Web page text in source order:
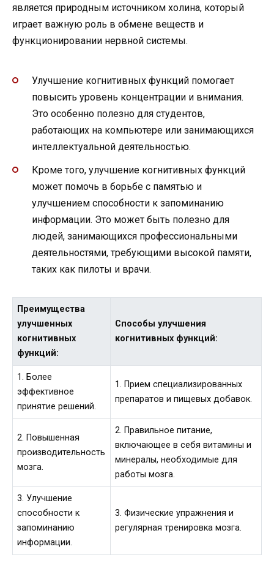
является природным источником холина, который
играет важную роль в обмене веществ и
функционировании нервной системы.
Улучшение когнитивных функций помогает
повысить уровень концентрации и внимания.
Это особенно полезно для студентов,
работающих на компьютере или занимающихся
интеллектуальной деятельностью.
Кроме того, улучшение когнитивных функций
может помочь в борьбе с памятью и
улучшением способности к запоминанию
информации. Это может быть полезно для
людей, занимающихся профессиональными
деятельностями, требующими высокой памяти,
таких как пилоты и врачи.
Преимущества
улучшенных
когнитивных
функций:
Способы улучшения
когнитивных функций:
1. Более
эффективное
принятие решений.
1. Прием специализированных
препаратов и пищевых добавок.
2. Повышенная
производительность
мозга.
2. Правильное питание,
включающее в себя витамины и
минералы, необходимые для
работы мозга.
3. Улучшение
способности к
запоминанию
информации.
3. Физические упражнения и
регулярная тренировка мозга.